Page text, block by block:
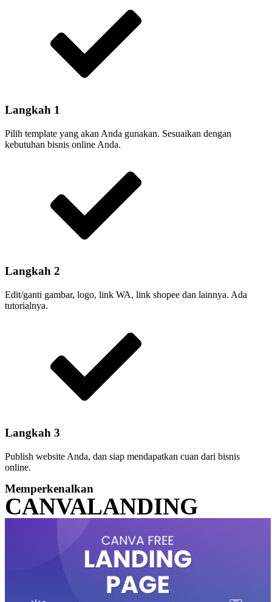
Langkah 1
Pilih template yang akan Anda gunakan. Sesuaikan dengan
kebutuhan bisnis online Anda.
Langkah 2
Edit/ganti gambar, logo, link WA, link shopee dan lainnya. Ada
tutorialnya.
Langkah 3
Publish website Anda, dan siap mendapatkan cuan dari bisnis
online.
Memperkenalkan
CANVALANDING